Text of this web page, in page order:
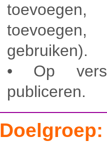
gebruiken).
• Op
publiceren.
Doelgroep: